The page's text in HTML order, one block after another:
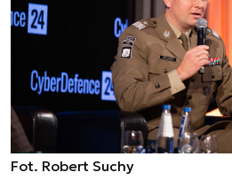
Fot. Robert Suchy